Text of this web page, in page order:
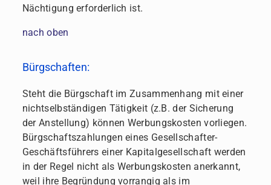
Nächtigung erforderlich ist.
nach oben
Bürgschaften:
Steht die Bürgschaft im Zusammenhang mit einer
nichtselbständigen Tätigkeit (z.B. der Sicherung
der Anstellung) können Werbungskosten vorliegen.
Bürgschaftszahlungen eines Gesellschafter-
Geschäftsführers einer Kapitalgesellschaft werden
in der Regel nicht als Werbungskosten anerkannt,
weil ihre Begründung vorrangig als im